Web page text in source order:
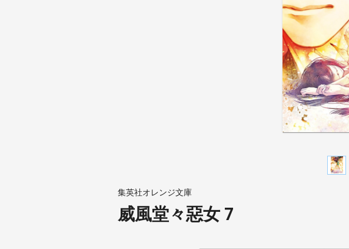
集英社オレンジ文庫
威風堂々惡女 7